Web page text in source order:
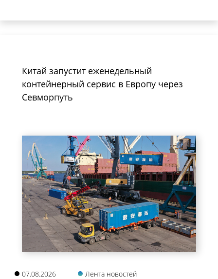
Китай запустит еженедельный
контейнерный сервис в Европу через
Севморпуть
07.08.2026 Лента новостей